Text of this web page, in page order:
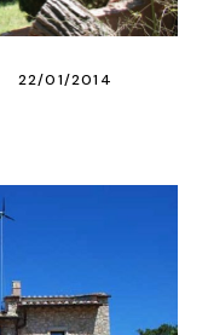
22/01/2014